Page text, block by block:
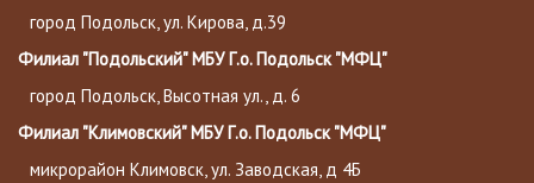
город Подольск, ул. Кирова, д.39
Филиал "Подольский" МБУ Г.о. Подольск "МФЦ"
город Подольск, Высотная ул., д. 6
Филиал "Климовский" МБУ Г.о. Подольск "МФЦ"
микрорайон Климовск, ул. Заводская, д 4Б